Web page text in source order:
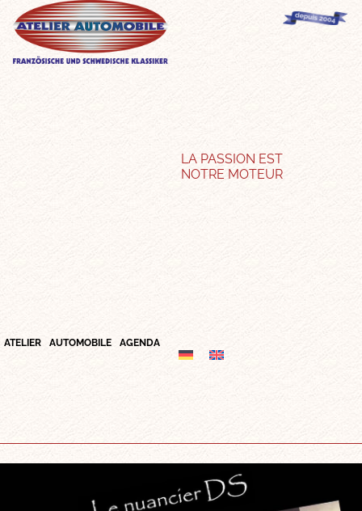
LA PASSION EST
NOTRE MOTEUR
ATELIER AUTOMOBILE AGENDA